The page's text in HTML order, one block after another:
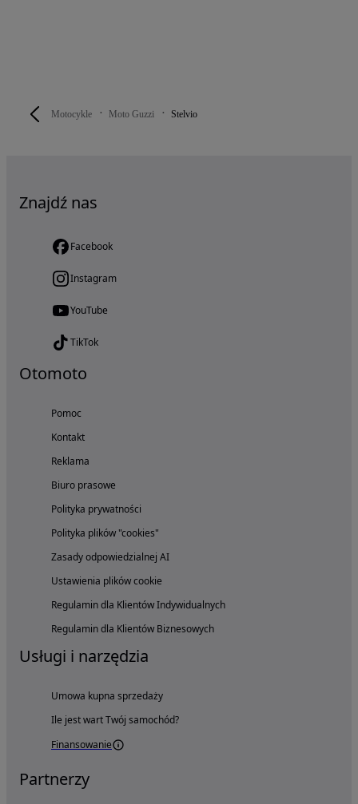
Motocykle Moto Guzzi Stelvio
Znajdź nas
Facebook
Instagram
YouTube
TikTok
Otomoto
Pomoc
Kontakt
Reklama
Biuro prasowe
Polityka prywatności
Polityka plików "cookies"
Zasady odpowiedzialnej AI
Ustawienia plików cookie
Regulamin dla Klientów Indywidualnych
Regulamin dla Klientów Biznesowych
Usługi i narzędzia
Umowa kupna sprzedaży
Ile jest wart Twój samochód?
Finansowanie
Partnerzy